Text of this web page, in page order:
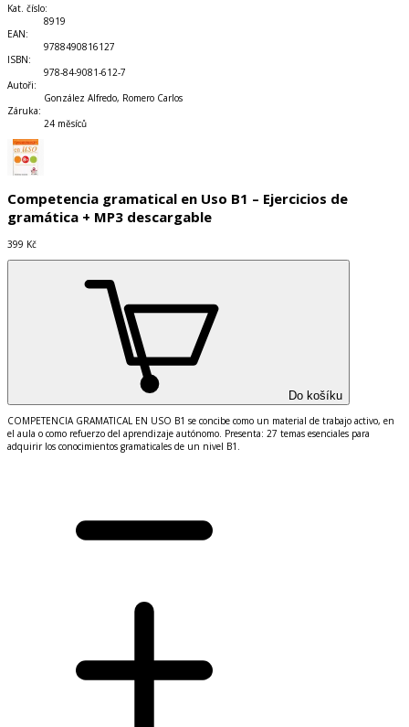
Kat. číslo:
8919
EAN:
9788490816127
ISBN:
978-84-9081-612-7
Autoři:
González Alfredo, Romero Carlos
Záruka:
24 měsíců
Competencia gramatical en Uso B1 – Ejercicios de
gramática + MP3 descargable
399 Kč
Do košíku
COMPETENCIA GRAMATICAL EN USO B1 se concibe como un material de trabajo activo, en
el aula o como refuerzo del aprendizaje autónomo. Presenta: 27 temas esenciales para
adquirir los conocimientos gramaticales de un nivel B1.